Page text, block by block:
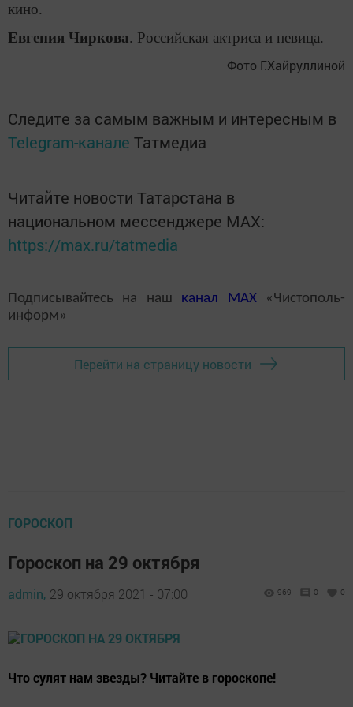
кино.
Евгения Чиркова. Российская актриса и певица.
Фото Г.Хайруллиной
Следите за самым важным и интересным в
Telegram-канале Татмедиа
Читайте новости Татарстана в
национальном мессенджере MАХ:
https://max.ru/tatmedia
Подписывайтесь на наш канал MAX«Чистополь-
информ»
Перейти на страницу новости
ГОРОСКОП
Гороскоп на 29 октября
admin, 29 октября 2021 - 07:00 969 0 0
Что сулят нам звезды? Читайте в гороскопе!